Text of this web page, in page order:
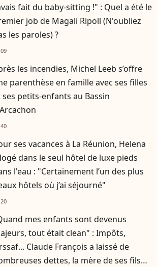
fait du baby-sitting !" : Quel a été le
job de Magali Ripoll (N'oubliez
les paroles) ?
les incendies, Michel Leeb s’offre
parenthèse en famille avec ses filles
ses petits-enfants au Bassin
ses vacances à La Réunion, Helena
dans le seul hôtel de luxe pieds
l'eau : "Certainement l’un des plus
hôtels où j’ai séjourné"
mes enfants sont devenus
tout était clean" : Impôts,
Claude François a laissé de
dettes, la mère de ses fils